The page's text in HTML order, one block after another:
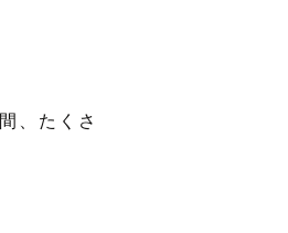
、たくさ